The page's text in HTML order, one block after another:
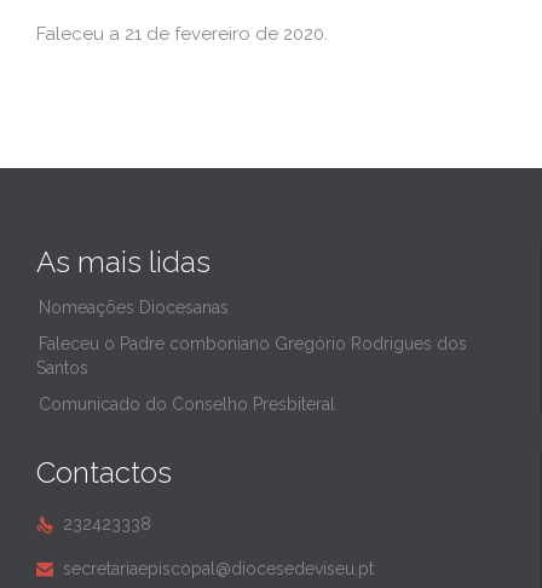
Faleceu a 21 de fevereiro de 2020.
As mais lidas
Nomeações Diocesanas
Faleceu o Padre comboniano Gregório Rodrigues dos
Santos
Comunicado do Conselho Presbiteral
Contactos
 232423338
 secretariaepiscopal@diocesedeviseu.pt